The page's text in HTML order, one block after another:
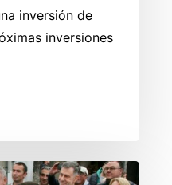
inversión de
inversiones